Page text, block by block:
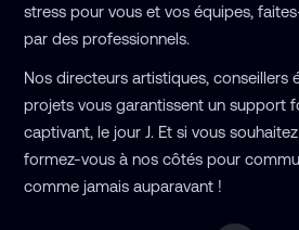
stress pour vous et vos équipes,
par des professionnels.
Nos directeurs artistiques, conseillers
projets vous garantissent un support
captivant, le jour J. Et si vous
formez-vous à nos côtés pour
comme jamais auparavant !